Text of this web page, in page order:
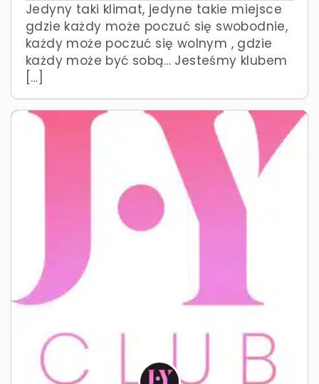
Jedyny taki klimat, jedyne takie miejsce
gdzie każdy może poczuć się swobodnie,
każdy może poczuć się wolnym , gdzie
każdy może być sobą… Jesteśmy klubem
[…]